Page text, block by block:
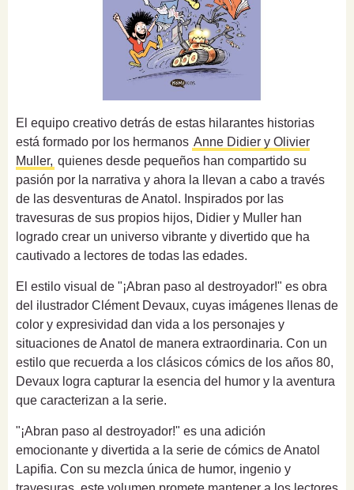
El equipo creativo detrás de estas hilarantes historias
está formado por los hermanos Anne Didier y Olivier
Muller, quienes desde pequeños han compartido su
pasión por la narrativa y ahora la llevan a cabo a través
de las desventuras de Anatol. Inspirados por las
travesuras de sus propios hijos, Didier y Muller han
logrado crear un universo vibrante y divertido que ha
cautivado a lectores de todas las edades.
El estilo visual de "¡Abran paso al destroyador!" es obra
del ilustrador Clément Devaux, cuyas imágenes llenas de
color y expresividad dan vida a los personajes y
situaciones de Anatol de manera extraordinaria. Con un
estilo que recuerda a los clásicos cómics de los años 80,
Devaux logra capturar la esencia del humor y la aventura
que caracterizan a la serie.
"¡Abran paso al destroyador!" es una adición
emocionante y divertida a la serie de cómics de Anatol
Lapifia. Con su mezcla única de humor, ingenio y